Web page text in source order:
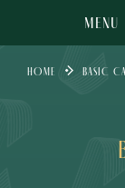
MENU
HOME BASIC